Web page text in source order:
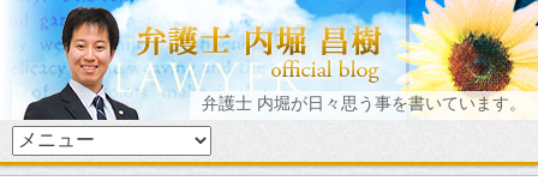
弁護士 内堀が日々思う事を書いています。